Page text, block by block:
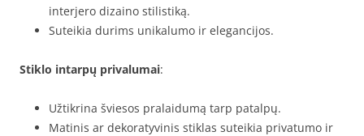
interjero dizaino stilistiką.
Suteikia durims unikalumo ir elegancijos.
Stiklo intarpų privalumai:
Užtikrina šviesos pralaidumą tarp patalpų.
Matinis ar dekoratyvinis stiklas suteikia privatumo ir